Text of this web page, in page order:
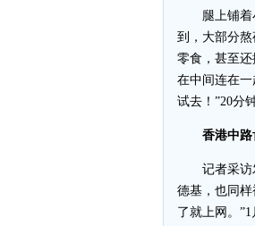
腿上铺着小
到，大部分
零食，甚至
在中间连在
试去！”20分
香港中路
记者采访发
德基，也同样
了就上网。